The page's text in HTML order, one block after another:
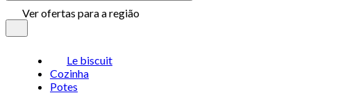
Ver ofertas para a região
Le biscuit
Cozinha
Potes